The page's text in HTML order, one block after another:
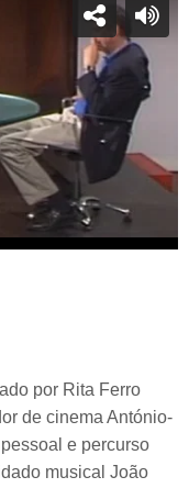
por Rita Ferro
de cinema António-
e percurso
musical João